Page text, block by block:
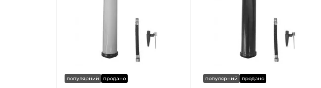
популярний продано популярний продано